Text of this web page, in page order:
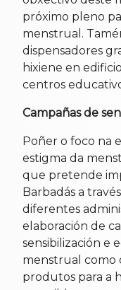
próximo pleno
menstrual.
dispensadores
hixiene en
centros
Campañas de
Poñer o foco na
estigma da
que pretende
Barbadás a
diferentes
elaboración de
sensibilización e
menstrual como
produtos para a